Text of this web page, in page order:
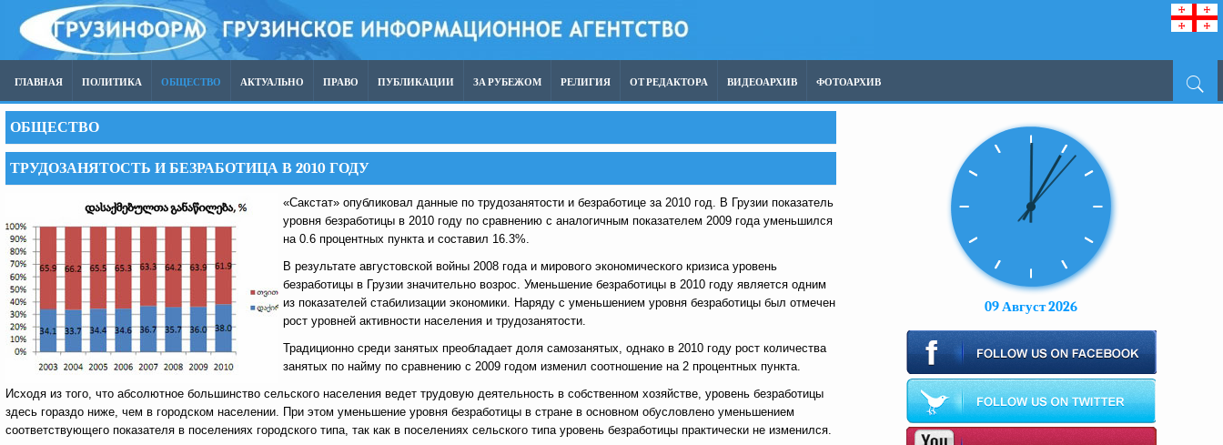
ГЛАВНАЯ ПОЛИТИКА ОБЩЕСТВО АКТУАЛЬНО ПРАВО ПУБЛИКАЦИИ ЗА РУБЕЖОМ РЕЛИГИЯ ОТ РЕДАКТОРА ВИДЕОАРХИВ ФОТОАРХИВ
ОБЩЕСТВО
ТРУДОЗАНЯТОСТЬ И БЕЗРАБОТИЦА В 2010 ГОДУ
«Сакстат» опубликовал данные по трудозанятости и безработице за 2010 год. В Грузии показатель
уровня безработицы в 2010 году по сравнению с аналогичным показателем 2009 года уменьшился
на 0.6 процентных пункта и составил 16.3%.
В результате августовской войны 2008 года и мирового экономического кризиса уровень
безработицы в Грузии значительно возрос. Уменьшение безработицы в 2010 году является одним
из показателей стабилизации экономики. Наряду с уменьшением уровня безработицы был отмечен
рост уровней активности населения и трудозанятости.
Традиционно среди занятых преобладает доля самозанятых, однако в 2010 году рост количества
занятых по найму по сравнению с 2009 годом изменил соотношение на 2 процентных пункта.
Исходя из того, что абсолютное большинство сельского населения ведет трудовую деятельность в собственном хозяйстве, уровень безработицы
здесь гораздо ниже, чем в городском населении. При этом уменьшение уровня безработицы в стране в основном обусловлено уменьшением
соответствующего показателя в поселениях городского типа, так как в поселениях сельского типа уровень безработицы практически не изменился.
09 Август 2026